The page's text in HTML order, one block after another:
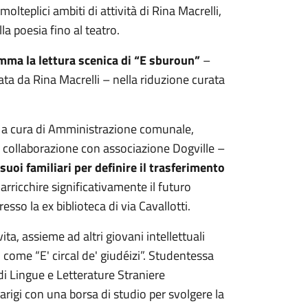
ambiti di attività di Rina Macrelli,
poesia fino al teatro.
la lettura scenica di “E sburoun”–
da Rina Macrelli – nella riduzione curata
cura di Amministrazione comunale,
con associazione Dogville –
familiari per definire il trasferimento
significativamente il futuro
la ex biblioteca di via Cavallotti.
assieme ad altri giovani intellettuali
“E' circal de' giudéizi”. Studentessa
Lingue e Letterature Straniere
con una borsa di studio per svolgere la